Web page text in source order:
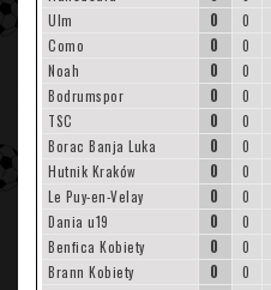
Ulm 0 0
Como 0 0
Noah 0 0
Bodrumspor 0 0
TSC 0 0
Borac Banja Luka 0 0
Hutnik Kraków 0 0
Le Puy-en-Velay 0 0
Dania u19 0 0
Benfica Kobiety 0 0
Brann Kobiety 0 0